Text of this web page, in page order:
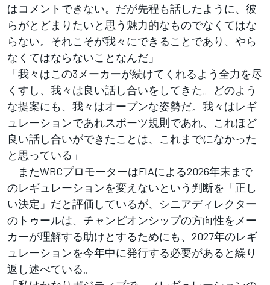
はコメントできない。だが先程も話したように、彼
らがとどまりたいと思う魅力的なものでなくてはな
らない。それこそが我々にできることであり、やら
なくてはならないことなんだ」
「我々はこの3メーカーが続けてくれるよう全力を尽
くすし、我々は良い話し合いをしてきた。どのよう
な提案にも、我々はオープンな姿勢だ。我々はレギ
ュレーションであれスポーツ規則であれ、これほど
良い話し合いができたことは、これまでになかった
と思っている」
またWRCプロモーターはFIAによる2026年末まで
のレギュレーションを変えないという判断を「正し
い決定」だと評価しているが、シニアディレクター
のトゥールは、チャンピオンシップの方向性をメー
カーが理解する助けとするためにも、2027年のレギ
ュレーションを今年中に発行する必要があると繰り
返し述べている。